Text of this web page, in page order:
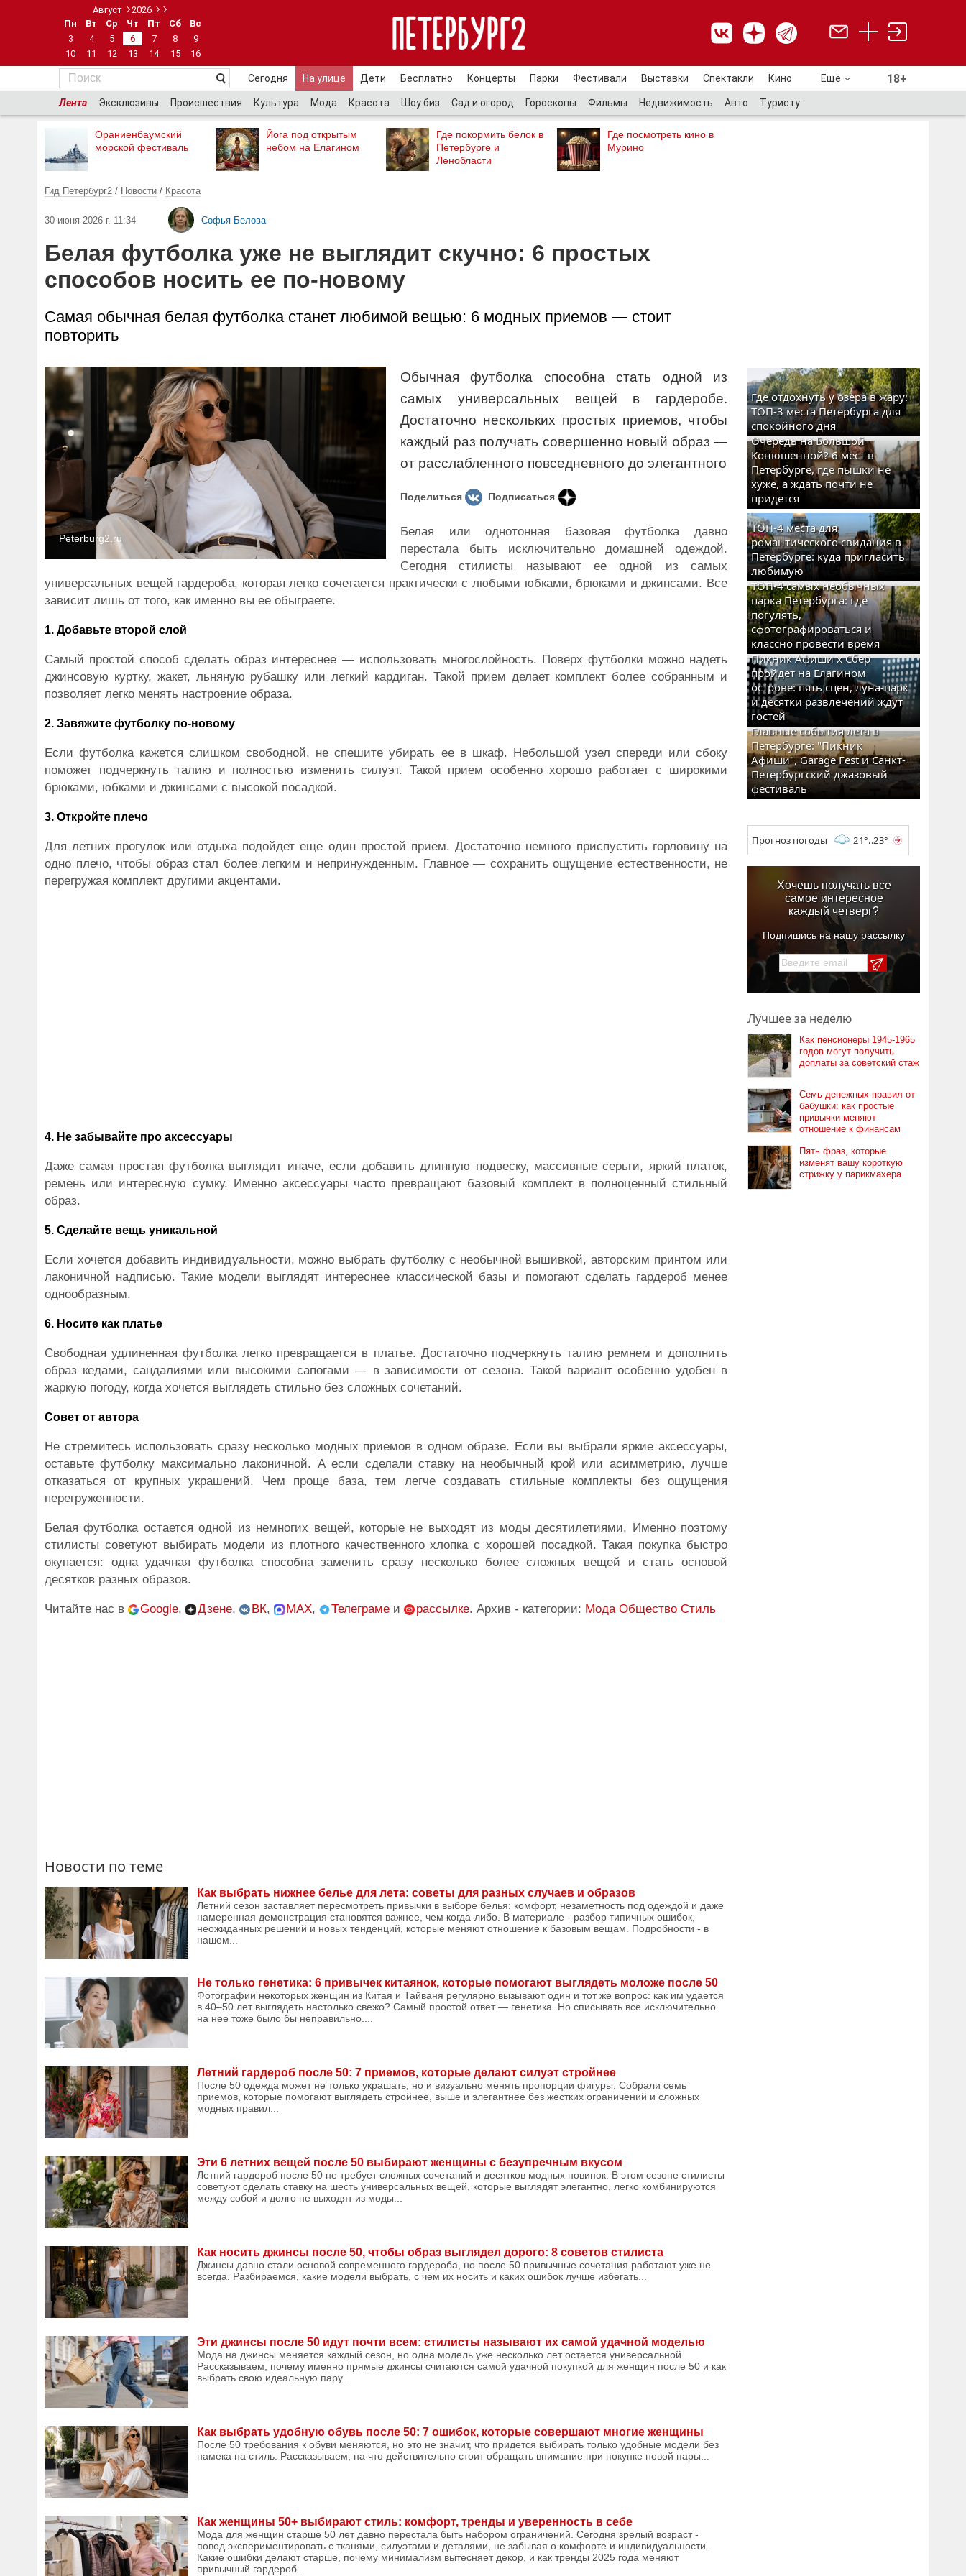
Август
2026
Пн
Вт Ср Чт Пт Сб
Вс
3
4 5 6 7 8
9
10
11 12 13 14 15 16
Сегодня На улице Дети Бесплатно Концерты Парки Фестивали Выставки Спектакли Кино Ещё 18+
Лента Эксклюзивы Происшествия Культура Мода Красота Шоу биз Сад и огород Гороскопы Фильмы Недвижимость Авто Туристу
Ораниенбаумский
морской фестиваль
Йога под открытым
небом на Елагином
Где покормить белок в
Петербурге и
Ленобласти
Где посмотреть кино в
Мурино
Гид Петербург2 / Новости / Красота
30 июня 2026 г. 11:34 Софья Белова
Белая футболка уже не выглядит скучно: 6 простых
способов носить ее по-новому
Самая обычная белая футболка станет любимой вещью: 6 модных приемов — стоит
повторить
Peterburg2.ru
Обычная футболка способна стать одной из
самых универсальных вещей в гардеробе.
Достаточно нескольких простых приемов, чтобы
каждый раз получать совершенно новый образ —
от расслабленного повседневного до элегантного
Поделиться Подписаться
Белая или однотонная базовая футболка давно
перестала быть исключительно домашней одеждой.
Сегодня стилисты называют ее одной из самых
универсальных вещей гардероба, которая легко сочетается практически с любыми юбками, брюками и джинсами. Все
зависит лишь от того, как именно вы ее обыграете.
1. Добавьте второй слой
Самый простой способ сделать образ интереснее — использовать многослойность. Поверх футболки можно надеть
джинсовую куртку, жакет, льняную рубашку или легкий кардиган. Такой прием делает комплект более собранным и
позволяет легко менять настроение образа.
2. Завяжите футболку по-новому
Если футболка кажется слишком свободной, не спешите убирать ее в шкаф. Небольшой узел спереди или сбоку
поможет подчеркнуть талию и полностью изменить силуэт. Такой прием особенно хорошо работает с широкими
брюками, юбками и джинсами с высокой посадкой.
3. Откройте плечо
Для летних прогулок или отдыха подойдет еще один простой прием. Достаточно немного приспустить горловину на
одно плечо, чтобы образ стал более легким и непринужденным. Главное — сохранить ощущение естественности, не
перегружая комплект другими акцентами.
4. Не забывайте про аксессуары
Даже самая простая футболка выглядит иначе, если добавить длинную подвеску, массивные серьги, яркий платок,
ремень или интересную сумку. Именно аксессуары часто превращают базовый комплект в полноценный стильный
образ.
5. Сделайте вещь уникальной
Если хочется добавить индивидуальности, можно выбрать футболку с необычной вышивкой, авторским принтом или
лаконичной надписью. Такие модели выглядят интереснее классической базы и помогают сделать гардероб менее
однообразным.
6. Носите как платье
Свободная удлиненная футболка легко превращается в платье. Достаточно подчеркнуть талию ремнем и дополнить
образ кедами, сандалиями или высокими сапогами — в зависимости от сезона. Такой вариант особенно удобен в
жаркую погоду, когда хочется выглядеть стильно без сложных сочетаний.
Совет от автора
Не стремитесь использовать сразу несколько модных приемов в одном образе. Если вы выбрали яркие аксессуары,
оставьте футболку максимально лаконичной. А если сделали ставку на необычный крой или асимметрию, лучше
отказаться от крупных украшений. Чем проще база, тем легче создавать стильные комплекты без ощущения
перегруженности.
Белая футболка остается одной из немногих вещей, которые не выходят из моды десятилетиями. Именно поэтому
стилисты советуют выбирать модели из плотного качественного хлопка с хорошей посадкой. Такая покупка быстро
окупается: одна удачная футболка способна заменить сразу несколько более сложных вещей и стать основой
десятков разных образов.
Читайте нас в Google, Дзене, ВК, MAX, Телеграме и рассылке. Архив - категории: Мода Общество Стиль
Новости по теме
Как выбрать нижнее белье для лета: советы для разных случаев и образов
Летний сезон заставляет пересмотреть привычки в выборе белья: комфорт, незаметность под одеждой и даже
намеренная демонстрация становятся важнее, чем когда-либо. В материале - разбор типичных ошибок,
неожиданных решений и новых тенденций, которые меняют отношение к базовым вещам. Подробности - в
нашем...
Не только генетика: 6 привычек китаянок, которые помогают выглядеть моложе после 50
Фотографии некоторых женщин из Китая и Тайваня регулярно вызывают один и тот же вопрос: как им удается
в 40–50 лет выглядеть настолько свежо? Самый простой ответ — генетика. Но списывать все исключительно
на нее тоже было бы неправильно....
Летний гардероб после 50: 7 приемов, которые делают силуэт стройнее
После 50 одежда может не только украшать, но и визуально менять пропорции фигуры. Собрали семь
приемов, которые помогают выглядеть стройнее, выше и элегантнее без жестких ограничений и сложных
модных правил...
Эти 6 летних вещей после 50 выбирают женщины с безупречным вкусом
Летний гардероб после 50 не требует сложных сочетаний и десятков модных новинок. В этом сезоне стилисты
советуют сделать ставку на шесть универсальных вещей, которые выглядят элегантно, легко комбинируются
между собой и долго не выходят из моды...
Как носить джинсы после 50, чтобы образ выглядел дорого: 8 советов стилиста
Джинсы давно стали основой современного гардероба, но после 50 привычные сочетания работают уже не
всегда. Разбираемся, какие модели выбрать, с чем их носить и каких ошибок лучше избегать...
Эти джинсы после 50 идут почти всем: стилисты называют их самой удачной моделью
Мода на джинсы меняется каждый сезон, но одна модель уже несколько лет остается универсальной.
Рассказываем, почему именно прямые джинсы считаются самой удачной покупкой для женщин после 50 и как
выбрать свою идеальную пару...
Как выбрать удобную обувь после 50: 7 ошибок, которые совершают многие женщины
После 50 требования к обуви меняются, но это не значит, что придется выбирать только удобные модели без
намека на стиль. Рассказываем, на что действительно стоит обращать внимание при покупке новой пары...
Как женщины 50+ выбирают стиль: комфорт, тренды и уверенность в себе
Мода для женщин старше 50 лет давно перестала быть набором ограничений. Сегодня зрелый возраст -
повод экспериментировать с тканями, силуэтами и деталями, не забывая о комфорте и индивидуальности.
Какие ошибки делают старше, почему минимализм вытесняет декор, и как тренды 2025 года меняют
привычный гардероб...
Где отдохнуть у озера в жару:
ТОП-3 места Петербурга для
спокойного дня
Очередь на Большой
Конюшенной? 6 мест в
Петербурге, где пышки не
хуже, а ждать почти не
придется
ТОП-4 места для
романтического свидания в
Петербурге: куда пригласить
любимую
ТОП-4 самых необычных
парка Петербурга: где
погулять,
сфотографироваться и
классно провести время
Пикник Афиши x Сбер
пройдет на Елагином
острове: пять сцен, луна-парк
и десятки развлечений ждут
гостей
Главные события лета в
Петербурге: "Пикник
Афиши", Garage Fest и Санкт-
Петербургский джазовый
фестиваль
Прогноз погоды 21°..23°
Хочешь получать все
самое интересное
каждый четверг?
Подпишись на нашу рассылку
Лучшее за неделю
Как пенсионеры 1945-1965
годов могут получить
доплаты за советский стаж
Семь денежных правил от
бабушки: как простые
привычки меняют
отношение к финансам
Пять фраз, которые
изменят вашу короткую
стрижку у парикмахера